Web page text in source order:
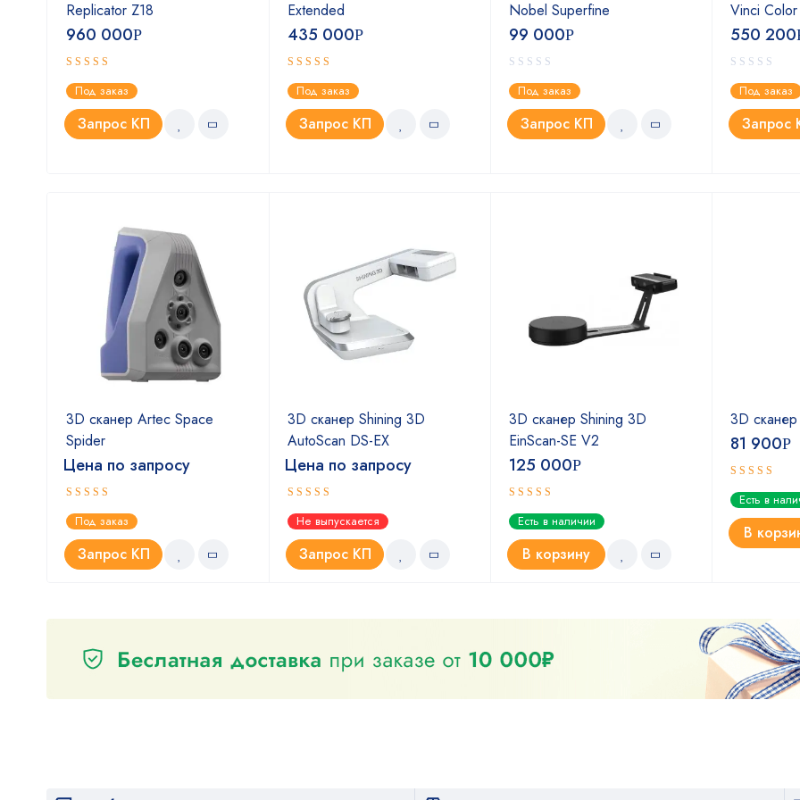
Replicator Z18
960 000Р
Оценка
4.75из 5
Под заказ
Запрос КП
Extended
435 000Р
Оценка
5.00из 5
Под заказ
Запрос КП
Nobel Superfine
99 000Р
Под заказ
Запрос КП
Vinci
550 200
Под заказ
Запрос
3D сканер Artec Space
Spider
Цена по запросу
Оценка
5.00из 5
Под заказ
Запрос КП
3D сканер Shining 3D
AutoScan DS-EX
Цена по запросу
Оценка
4.67из 5
Не выпускается
Запрос КП
3D сканер Shining 3D
EinScan-SE V2
125 000Р
Оценка
5.00из 5
Есть в наличии
В корзину
3D
81 900Р
Оценка
5.00из 5
Есть в
В